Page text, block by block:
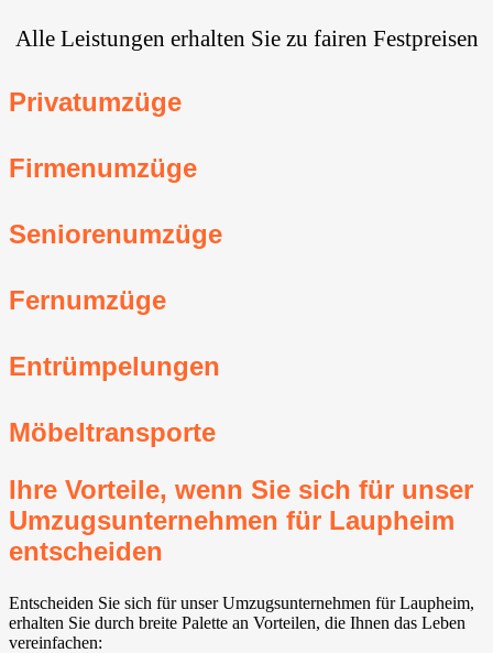
Alle Leistungen erhalten Sie zu fairen Festpreisen
Privatumzüge
Firmenumzüge
Seniorenumzüge
Fernumzüge
Entrümpelungen
Möbeltransporte
Ihre Vorteile, wenn Sie sich für unser
Umzugsunternehmen für Laupheim
entscheiden
Entscheiden Sie sich für unser Umzugsunternehmen für Laupheim,
erhalten Sie durch breite Palette an Vorteilen, die Ihnen das Leben
vereinfachen: